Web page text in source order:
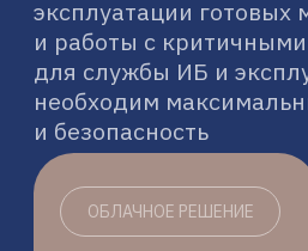
И ОПЫТ
18+
лет опыта в проектировании
высокопроизводительных
вычислительных систем, работе
с данными и разработке ПО